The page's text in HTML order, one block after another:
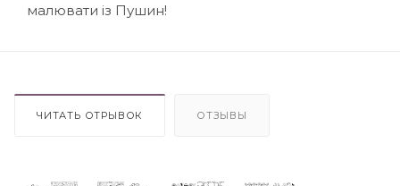
малювати із Пушин!
ЧИТАТЬ ОТРЫВОК ОТЗЫВЫ